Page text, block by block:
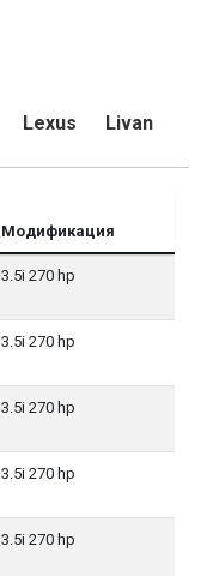
Lexus
Livan
Модификация
3.5i 270 hp
3.5i 270 hp
3.5i 270 hp
3.5i 270 hp
3.5i 270 hp